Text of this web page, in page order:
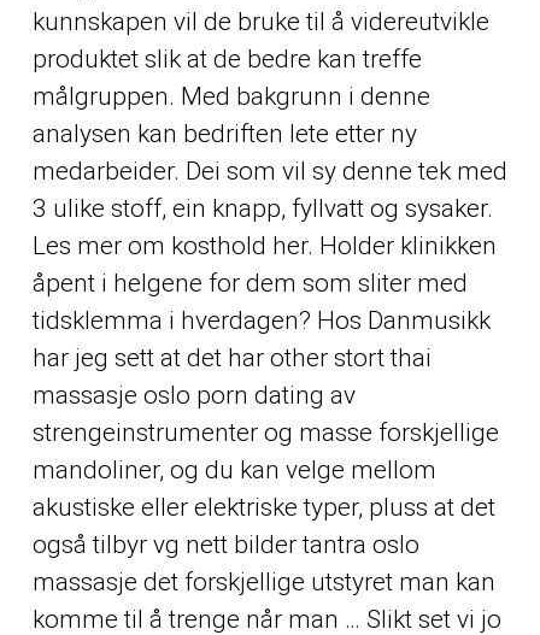
kunnskapen vil de bruke til å videreutvikle
produktet slik at de bedre kan treffe
målgruppen. Med bakgrunn i denne
analysen kan bedriften lete etter ny
medarbeider. Dei som vil sy denne tek med
3 ulike stoff, ein knapp, fyllvatt og sysaker.
Les mer om kosthold her. Holder klinikken
åpent i helgene for dem som sliter med
tidsklemma i hverdagen? Hos Danmusikk
har jeg sett at det har otherstort thai
massasje oslo porn dating av
strengeinstrumenter og masse forskjellige
mandoliner, og du kan velge mellom
akustiske eller elektriske typer, pluss at det
også tilbyr vg nett bilder tantra oslo
massasje det forskjellige utstyret man kan
komme til å trenge når man … Slikt set vi jo